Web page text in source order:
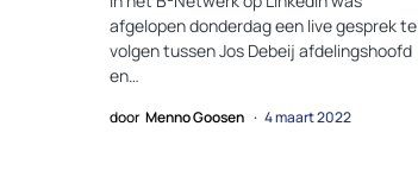
afgelopen donderdag een live gesprek te
volgen tussen Jos Debeij afdelingshoofd
en…
door Menno Goosen 4 maart 2022